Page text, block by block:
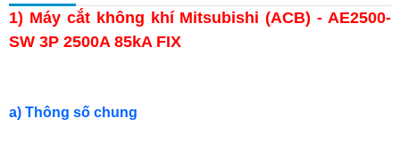
1) Máy cắt không khí Mitsubishi (ACB) - AE2500-
SW 3P 2500A 85kA FIX
a) Thông số chung